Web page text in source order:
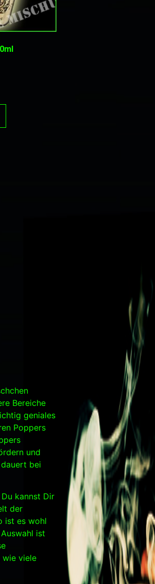
Bereiche
geniales
Poppers
und
bei
kannst Dir
der
ist es wohl
ist
wie viele